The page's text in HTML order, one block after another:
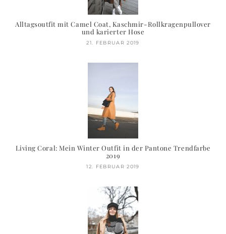
Alltagsoutfit mit Camel Coat, Kaschmir-Rollkragenpullover
und karierter Hose
21. FEBRUAR 2019
Living Coral: Mein Winter Outfit in der Pantone Trendfarbe
2019
12. FEBRUAR 2019